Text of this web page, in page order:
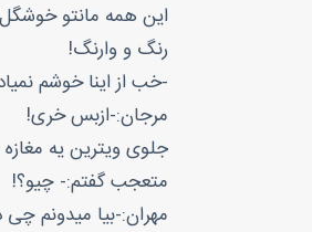
این همه مانتو
رنگ و وارنگ!
-خب از اینا خوشم
مرجان:-ازبس خری!
جلوی ویترین یه
متعجب گفتم:- چیو؟!
مهران:-بیا میدونم